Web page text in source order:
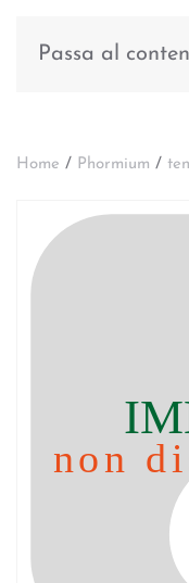
Passa al
Home / Phormium /